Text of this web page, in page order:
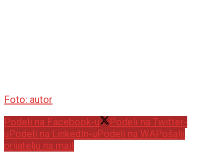
Foto: autor
Podeli na Facebook-u
Podeli na Twitter-
uPodeli na LinkedIn-uPodeli na WAPošalji
prijatelju na mail